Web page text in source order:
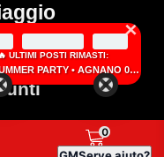
0
Noi
×
POSTI RIMASTI:
JOVA SUMMER PARTY • AGNANO 05 SETTEMBRE 2026